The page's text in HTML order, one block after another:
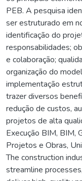
PEB. A pesquisa
ser estruturado em
identificação do
responsabilidades;
e colaboração;
organização do
implementação
trazer diversos
redução de custos,
projetos de alta
Execução BIM, BIM,
Projetos e Obras,
The construction
streamline